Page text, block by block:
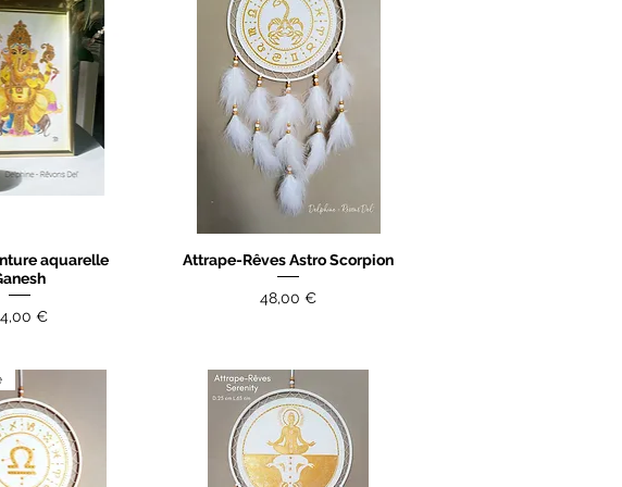
rapide
aquarelle
€
Aperçu rapide
Attrape-Rêves Astro Scorpion
Prix
48,00 €